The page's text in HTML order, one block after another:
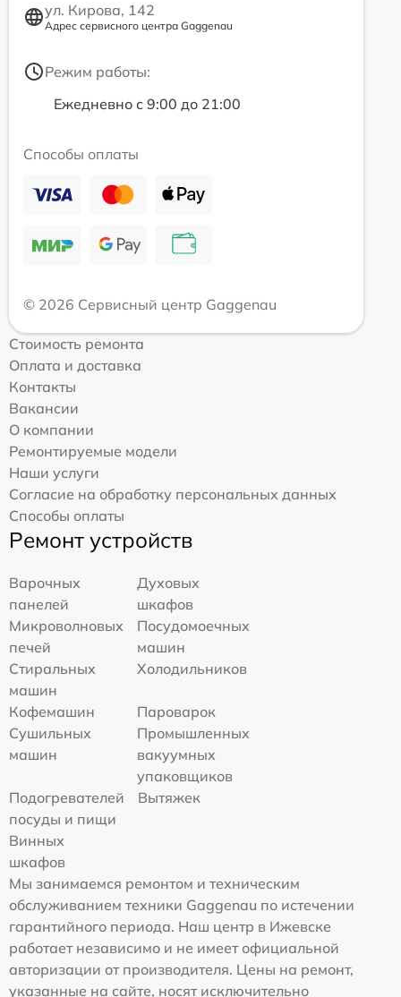
ул. Кирова, 142
Адрес сервисного центра Gaggenau
Режим работы:
Ежедневно с 9:00 до 21:00
Способы оплаты
© 2026 Сервисный центр Gaggenau
Стоимость ремонта
Оплата и доставка
Контакты
Вакансии
О компании
Ремонтируемые модели
Наши услуги
Согласие на обработку персональных данных
Способы оплаты
Ремонт устройств
Варочных
панелей
Духовых
шкафов
Микроволновых
печей
Посудомоечных
машин
Стиральных
машин
Холодильников
Кофемашин
Пароварок
Сушильных
машин
Промышленных
вакуумных
упаковщиков
Подогревателей
посуды и пищи
Вытяжек
Винных
шкафов
Мы занимаемся ремонтом и техническим
обслуживанием техники Gaggenau по истечении
гарантийного периода. Наш центр в Ижевске
работает независимо и не имеет официальной
авторизации от производителя. Цены на ремонт,
указанные на сайте, носят исключительно